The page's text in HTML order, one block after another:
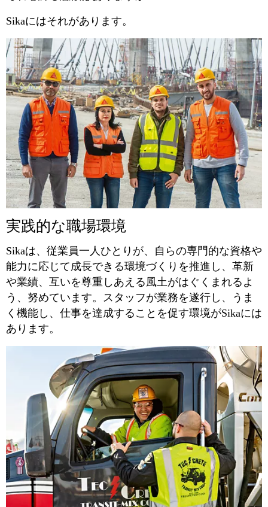
Sikaにはそれがあります。
実践的な職場環境
Sikaは、従業員一人ひとりが、自らの専門的な資格や
能力に応じて成長できる環境づくりを推進し、革新
や業績、互いを尊重しあえる風土がはぐくまれるよ
う、努めています。スタッフが業務を遂行し、うま
く機能し、仕事を達成することを促す環境がSikaには
あります。